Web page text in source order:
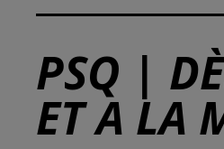
PSQ |
ET A LA